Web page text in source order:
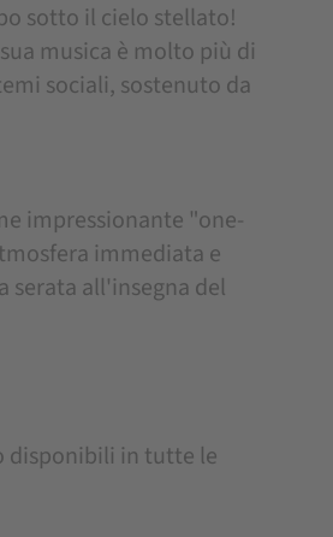
sotto il cielo stellato!
musica è molto più di
sociali, sostenuto da
impressionante "one-
immediata e
serata all'insegna del
disponibili in tutte le